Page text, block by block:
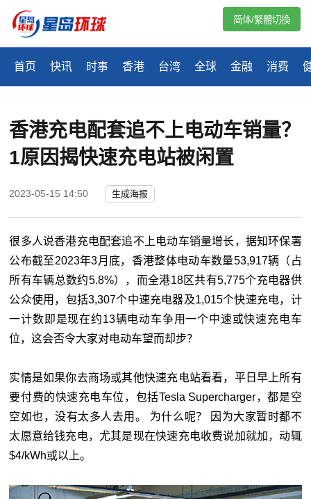
首页 快讯 时事 香港 台湾 全球 金融 消费
简体/繁體切換
香港充电配套追不上电动车销量？
1原因揭快速充电站被闲置
2023-05-15 14:50 生成海报
很多人说香港充电配套追不上电动车销量增长，据知环保署
公布截至2023年3月底，香港整体电动车数量53,917辆（占
所有车辆总数约5.8%），而全港18区共有5,775个充电器供
公众使用，包括3,307个中速充电器及1,015个快速充电，计
一计数即是现在约13辆电动车争用一个中速或快速充电车
位，这会否令大家对电动车望而却步？
实情是如果你去商场或其他快速充电站看看，平日早上所有
要付费的快速充电车位，包括Tesla Supercharger，都是空
空如也，没有太多人去用。 为什么呢？ 因为大家暂时都不
太愿意给钱充电，尤其是现在快速充电收费说加就加，动辄
$4/kWh或以上。